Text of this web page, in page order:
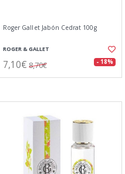
Roger Gallet Jabón Cedrat 100g
ROGER & GALLET
7,10€ 8,70€ - 18%